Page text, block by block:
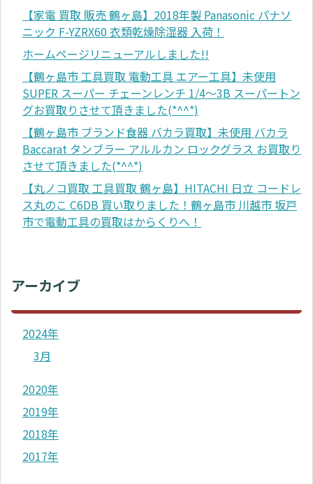
【家電 買取 販売 鶴ヶ島】2018年製 Panasonic パナソ
ニック F-YZRX60 衣類乾燥除湿器 入荷！
ホームページリニューアルしました!!
【鶴ヶ島市 工具買取 電動工具 エアー工具】未使用
SUPER スーパー チェーンレンチ 1/4～3B スーパートン
グお買取りさせて頂きました(*^^*)
【鶴ヶ島市 ブランド食器 バカラ買取】未使用 バカラ
Baccarat タンブラー アルルカン ロックグラス お買取り
させて頂きました(*^^*)
【丸ノコ買取 工具買取 鶴ヶ島】HITACHI 日立 コードレ
ス丸のこ C6DB 買い取りました！鶴ヶ島市 川越市 坂戸
市で電動工具の買取はからくりへ！
アーカイブ
2024年
3月
2020年
2019年
2018年
2017年